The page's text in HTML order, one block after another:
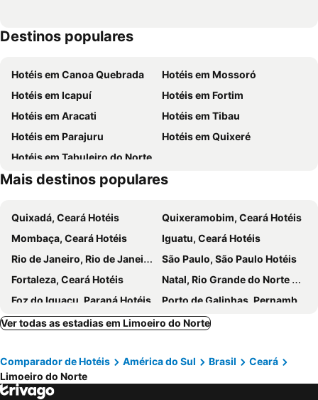
Destinos populares
Hotéis em Canoa Quebrada
Hotéis em Mossoró
Hotéis em Icapuí
Hotéis em Fortim
Hotéis em Aracati
Hotéis em Tibau
Hotéis em Parajuru
Hotéis em Quixeré
Hotéis em Tabuleiro do Norte
Mais destinos populares
Quixadá, Ceará Hotéis
Quixeramobim, Ceará Hotéis
Mombaça, Ceará Hotéis
Iguatu, Ceará Hotéis
Rio de Janeiro, Rio de Janeiro Hotéis
São Paulo, São Paulo Hotéis
Fortaleza, Ceará Hotéis
Natal, Rio Grande do Norte Hotéis
Foz do Iguaçu, Paraná Hotéis
Porto de Galinhas, Pernambuco Hotéis
Salvador, Bahia Hotéis
Maceió, Alagoas Hotéis
Ver todas as estadias em Limoeiro do Norte
Comparador de Hotéis América do Sul Brasil
Ceará
Limoeiro do Norte